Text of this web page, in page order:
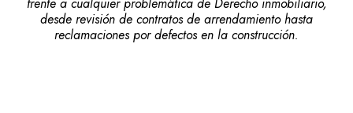
desde revisión de contratos de arrendamiento hasta
reclamaciones por defectos en la construcción.